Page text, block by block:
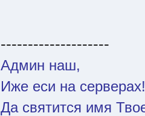
--------------------
Админ наш,
Иже еси на серверах!
Да святится имя